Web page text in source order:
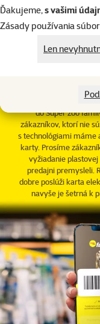
Ďakujeme,s vašimi
Zásady používania
Len
V každej predajni
môžete bezplatne
do Super zoo
zákazníkov, ktorí nie
s technológiami máme
karty. Prosíme
vyžiadanie
predajni premysleli.
dobre poslúži karta
navyše je šetrná k